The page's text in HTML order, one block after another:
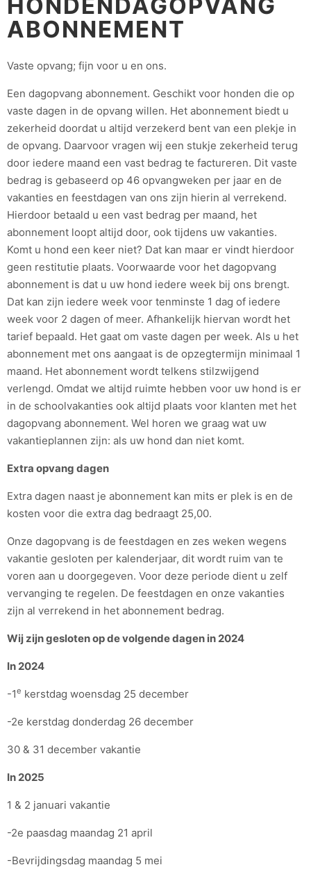
HONDENDAGOPVANG
ABONNEMENT
Vaste opvang; fijn voor u en ons.
Een dagopvang abonnement. Geschikt voor honden die op
vaste dagen in de opvang willen. Het abonnement biedt u
zekerheid doordat u altijd verzekerd bent van een plekje in
de opvang. Daarvoor vragen wij een stukje zekerheid terug
door iedere maand een vast bedrag te factureren. Dit vaste
bedrag is gebaseerd op 46 opvangweken per jaar en de
vakanties en feestdagen van ons zijn hierin al verrekend.
Hierdoor betaald u een vast bedrag per maand, het
abonnement loopt altijd door, ook tijdens uw vakanties.
Komt u hond een keer niet? Dat kan maar er vindt hierdoor
geen restitutie plaats. Voorwaarde voor het dagopvang
abonnement is dat u uw hond iedere week bij ons brengt.
Dat kan zijn iedere week voor tenminste 1 dag of iedere
week voor 2 dagen of meer. Afhankelijk hiervan wordt het
tarief bepaald. Het gaat om vaste dagen per week. Als u het
abonnement met ons aangaat is de opzegtermijn minimaal 1
maand. Het abonnement wordt telkens stilzwijgend
verlengd. Omdat we altijd ruimte hebben voor uw hond is er
in de schoolvakanties ook altijd plaats voor klanten met het
dagopvang abonnement. Wel horen we graag wat uw
vakantieplannen zijn: als uw hond dan niet komt.
Extra opvang dagen
Extra dagen naast je abonnement kan mits er plek is en de
kosten voor die extra dag bedraagt 25,00.
Onze dagopvang is de feestdagen en zes weken wegens
vakantie gesloten per kalenderjaar, dit wordt ruim van te
voren aan u doorgegeven. Voor deze periode dient u zelf
vervanging te regelen. De feestdagen en onze vakanties
zijn al verrekend in het abonnement bedrag.
Wij zijn gesloten op de volgende dagen in 2024
In 2024
-1e kerstdag woensdag 25 december
-2e kerstdag donderdag 26 december
30 & 31 december vakantie
In 2025
1 & 2 januari vakantie
-2e paasdag maandag 21 april
-Bevrijdingsdag maandag 5 mei